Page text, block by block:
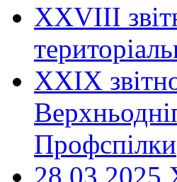
ХХVIII
XXIX
Профспілки